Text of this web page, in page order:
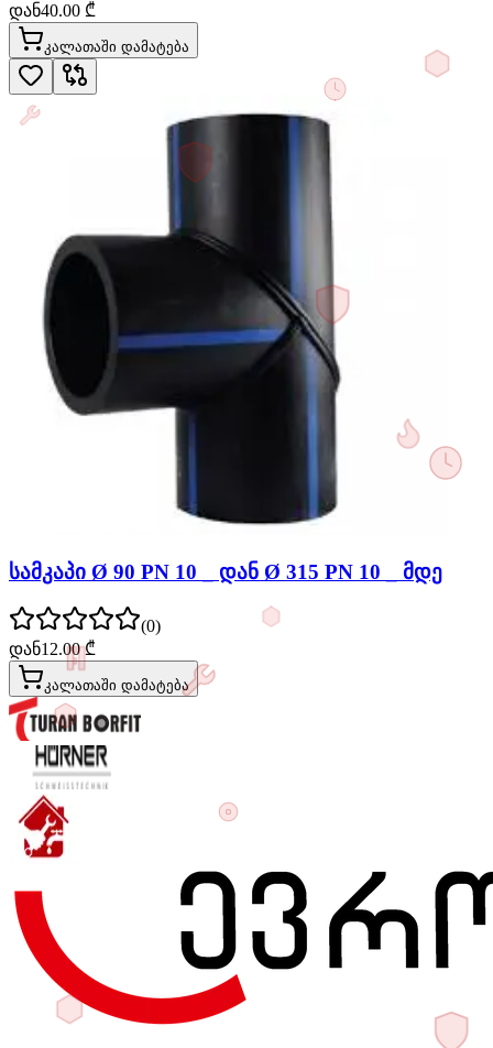
დან40.00 ₾
კალათაში დამატება
სამკაპი Ø 90 PN 10 _ დან Ø 315 PN 10 _ მდე
(0)
დან12.00₾
კალათაში დამატება